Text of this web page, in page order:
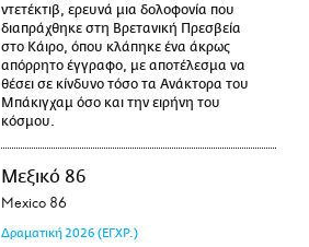
ντετέκτιβ, ερευνά μια δολοφονία που
διαπράχθηκε στη Βρετανική Πρεσβεία
στο Κάιρο, όπου κλάπηκε ένα άκρως
απόρρητο έγγραφο, με αποτέλεσμα να
θέσει σε κίνδυνο τόσο τα Ανάκτορα του
Μπάκιγχαμ όσο και την ειρήνη του
κόσμου.
Μεξικό 86
Mexico 86
Δραματική 2026 (ΕΓΧΡ.)